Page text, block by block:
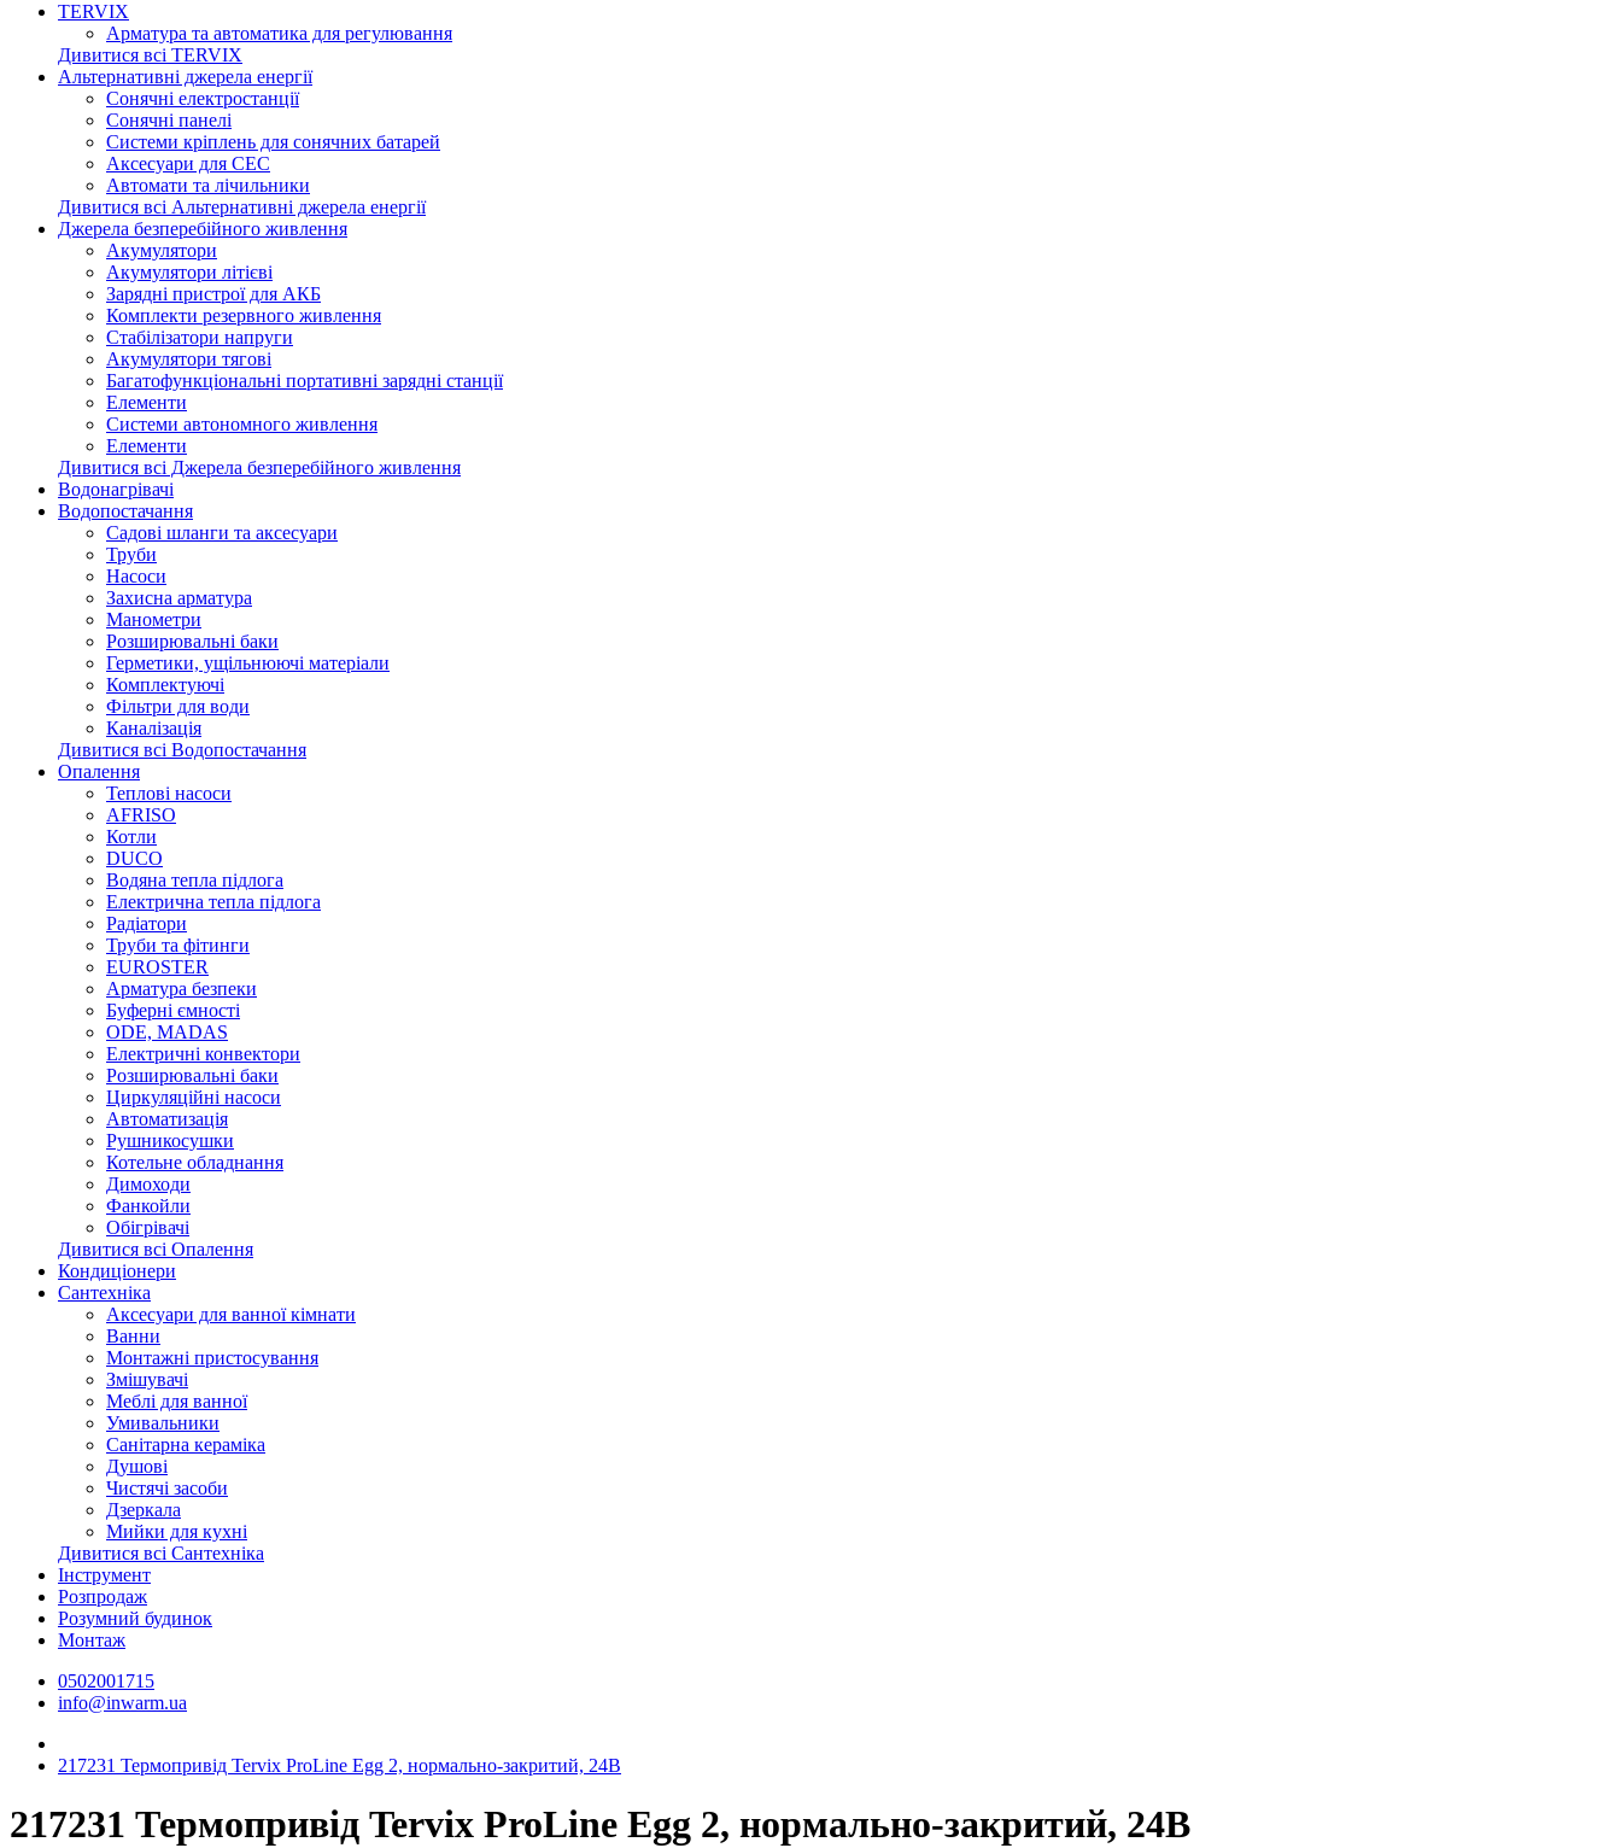
TERVIX
Арматура та автоматика для регулювання
Дивитися всі TERVIX
Альтернативні джерела енергії
Сонячні електростанції
Сонячні панелі
Системи кріплень для сонячних батарей
Аксесуари для СЕС
Автомати та лічильники
Дивитися всі Альтернативні джерела енергії
Джерела безперебійного живлення
Акумулятори
Акумулятори літієві
Зарядні пристрої для АКБ
Комплекти резервного живлення
Стабілізатори напруги
Акумулятори тягові
Багатофункціональні портативні зарядні станції
Елементи
Системи автономного живлення
Елементи
Дивитися всі Джерела безперебійного живлення
Водонагрівачі
Водопостачання
Садові шланги та аксесуари
Труби
Насоси
Захисна арматура
Манометри
Розширювальні баки
Герметики, ущільнюючі матеріали
Комплектуючі
Фільтри для води
Каналізація
Дивитися всі Водопостачання
Опалення
Теплові насоси
AFRISO
Котли
DUCO
Водяна тепла підлога
Електрична тепла підлога
Радіатори
Труби та фітинги
EUROSTER
Арматура безпеки
Буферні ємності
ODE, MADAS
Електричні конвектори
Розширювальні баки
Циркуляційні насоси
Автоматизація
Рушникосушки
Котельне обладнання
Димоходи
Фанкойли
Обігрівачі
Дивитися всі Опалення
Кондиціонери
Сантехніка
Аксесуари для ванної кімнати
Ванни
Монтажні пристосування
Змішувачі
Меблі для ванної
Умивальники
Санітарна кераміка
Душові
Чистячі засоби
Дзеркала
Мийки для кухні
Дивитися всі Сантехніка
Інструмент
Розпродаж
Розумний будинок
Монтаж
0502001715
info@inwarm.ua
217231 Термопривід Tervix ProLine Egg 2, нормально-закритий, 24В
217231 Термопривід Tervix ProLine Egg 2, нормально-закритий, 24В